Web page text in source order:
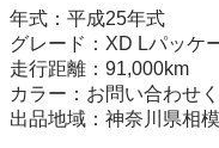
年式：平成25年式
グレード：XD Lパッケ
走行距離：91,000km
カラー：お問い合わせ
出品地域：神奈川県相